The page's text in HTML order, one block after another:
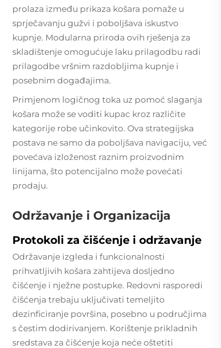
prolaza između prikaza košara pomaže u
sprječavanju gužvi i poboljšava iskustvo
kupnje. Modularna priroda ovih rješenja za
skladištenje omogućuje laku prilagodbu radi
prilagodbe vršnim razdobljima kupnje i
posebnim događajima.
Primjenom logičnog toka uz pomoć slaganja
košara može se voditi kupac kroz različite
kategorije robe učinkovito. Ova strategijska
postava ne samo da poboljšava navigaciju, već
povećava izloženost raznim proizvodnim
linijama, što potencijalno može povećati
prodaju.
Održavanje i Organizacija
Protokoli za čišćenje i održavanje
Održavanje izgleda i funkcionalnosti
prihvatljivih košara zahtijeva dosljedno
čišćenje i nježne postupke. Redovni rasporedi
čišćenja trebaju uključivati temeljito
dezinficiranje površina, posebno u područjima
s čestim dodirivanjem. Korištenje prikladnih
sredstava za čišćenje koja neće oštetiti